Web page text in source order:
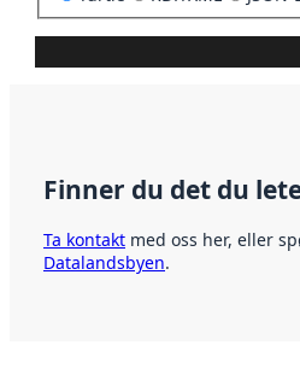
Finner du det du
Ta kontakt med oss her, eller
Datalandsbyen.